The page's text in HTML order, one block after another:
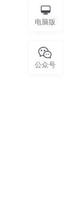
电脑版
公众号